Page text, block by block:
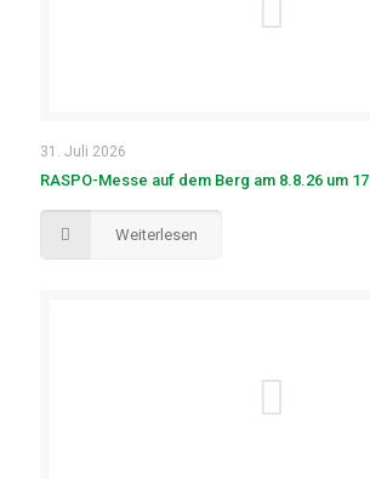
31. Juli 2026
RASPO-Messe auf dem Berg am 8.8.26 um 17
Weiterlesen